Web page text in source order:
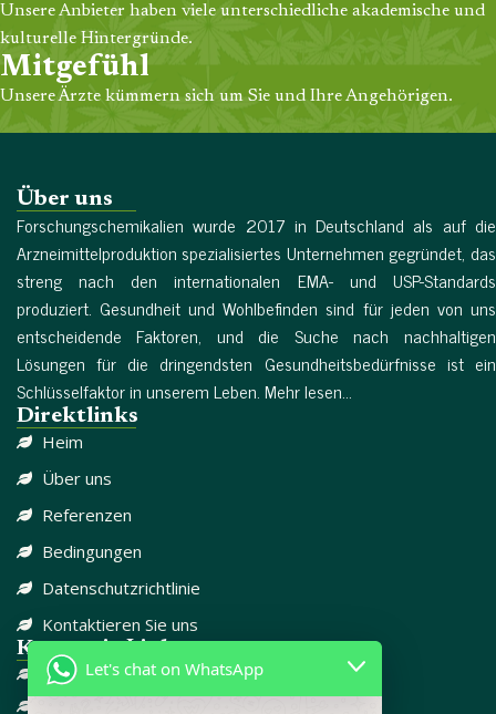
Unsere Anbieter haben viele unterschiedliche akademische und
kulturelle Hintergründe.
Mitgefühl
Unsere Ärzte kümmern sich um Sie und Ihre Angehörigen.
Über uns
Forschungschemikalien wurde 2017 in Deutschland als auf die
Arzneimittelproduktion spezialisiertes Unternehmen gegründet, das
streng nach den internationalen EMA- und USP-Standards
produziert. Gesundheit und Wohlbefinden sind für jeden von uns
entscheidende Faktoren, und die Suche nach nachhaltigen
Lösungen für die dringendsten Gesundheitsbedürfnisse ist ein
Schlüsselfaktor in unserem Leben. Mehr lesen...
Direktlinks
Heim
Über uns
Referenzen
Bedingungen
Datenschutzrichtlinie
Kontaktieren Sie uns
Kategorie-Links
DISSOZIATIV
Let's chat on WhatsApp